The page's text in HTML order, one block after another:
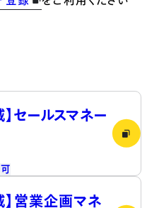
】セールスマネー
】営業企画マネ